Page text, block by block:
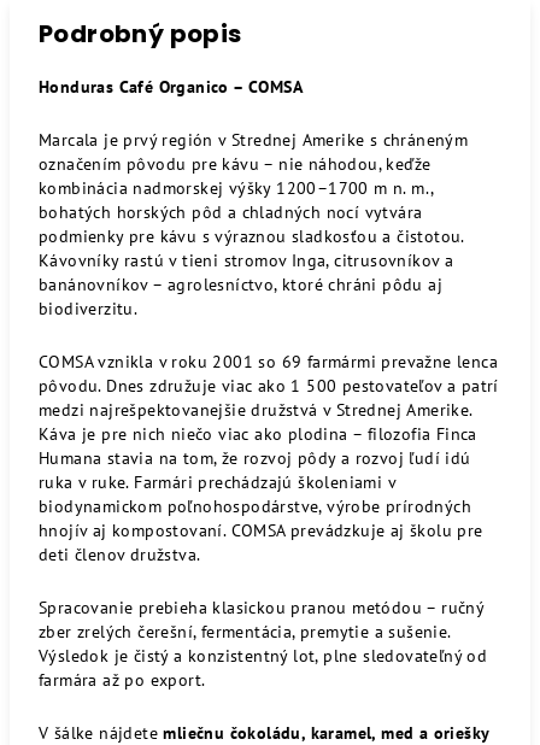
Podrobný popis
Honduras Café Organico – COMSA
Marcala je prvý región v Strednej Amerike s chráneným
označením pôvodu pre kávu – nie náhodou, keďže
kombinácia nadmorskej výšky 1200–1700 m n. m.,
bohatých horských pôd a chladných nocí vytvára
podmienky pre kávu s výraznou sladkosťou a čistotou.
Kávovníky rastú v tieni stromov Inga, citrusovníkov a
banánovníkov – agrolesníctvo, ktoré chráni pôdu aj
biodiverzitu.
COMSA vznikla v roku 2001 so 69 farmármi prevažne lenca
pôvodu. Dnes združuje viac ako 1 500 pestovateľov a patrí
medzi najrešpektovanejšie družstvá v Strednej Amerike.
Káva je pre nich niečo viac ako plodina – filozofia Finca
Humana stavia na tom, že rozvoj pôdy a rozvoj ľudí idú
ruka v ruke. Farmári prechádzajú školeniami v
biodynamickom poľnohospodárstve, výrobe prírodných
hnojív aj kompostovaní. COMSA prevádzkuje aj školu pre
deti členov družstva.
Spracovanie prebieha klasickou pranou metódou – ručný
zber zrelých čerešní, fermentácia, premytie a sušenie.
Výsledok je čistý a konzistentný lot, plne sledovateľný od
farmára až po export.
V šálke nájdetemliečnu čokoládu, karamel, med a oriešky